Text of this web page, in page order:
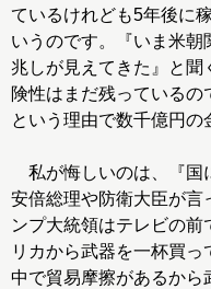
ているけれども5年後に
いうのです。『いま米
兆しが見えてきた』と聞
険性はまだ残っているの
という理由で数千億円の
私が悔しいのは、『国
安倍総理や防衛大臣が言
ンプ大統領はテレビの前
リカから武器を一杯買
中で貿易摩擦があるから